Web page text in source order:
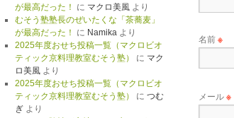
名前※
メール※
が最高だった！
に マクロ美風より
むそう塾塾長のぜいたくな「茶蕎麦」
が最高だった！
に Namikaより
2025年度おせち投稿一覧（マクロビオ
ティック京料理教室むそう塾）
に マク
ロ美風より
2025年度おせち投稿一覧（マクロビオ
ティック京料理教室むそう塾）
に つむ
ぎより